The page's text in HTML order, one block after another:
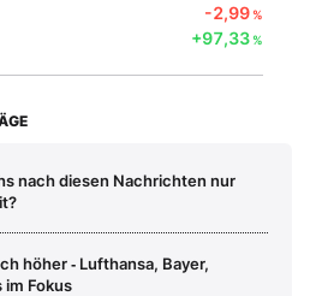
-2,99%
+97,33%
nach diesen Nachrichten nur
höher ‑ Lufthansa, Bayer,
im Fokus